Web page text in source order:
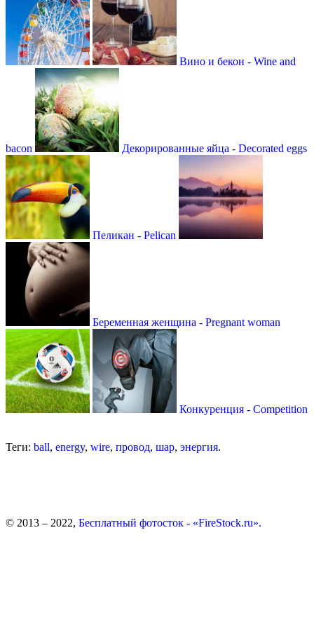
Вино и бекон - Wine and
bacon Декорированные яйца - Decorated eggs
Пеликан - Pelican
Беременная женщина - Pregnant woman
Конкуренция - Competition
Теги: ball, energy, wire, провод, шар, энергия.
© 2013 – 2022, Бесплатный фотосток - «FireStock.ru».